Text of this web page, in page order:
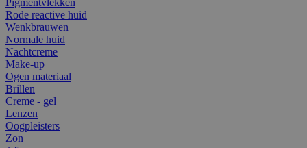
Rode reactive huid
Wenkbrauwen
Normale huid
Nachtcreme
Make-up
Ogen materiaal
Brillen
Creme - gel
Lenzen
Oogpleisters
Zon